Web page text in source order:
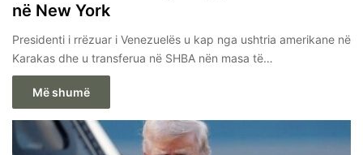
në New York
Presidenti i rrëzuar i Venezuelës u kap nga ushtria amerikane në
Karakas dhe u transferua në SHBA nën masa të…
Më shumë